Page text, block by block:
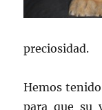
preciosidad.
Hemos
para que su